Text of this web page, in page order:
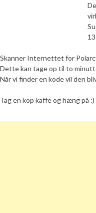
Skanner Internettet for
Dette kan tage op til to
Når vi finder en kode vil den
Tag en kop kaffe og hæng på :)